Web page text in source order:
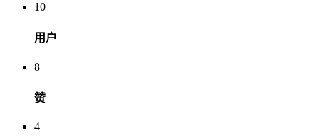
10
用户
8
赞
4